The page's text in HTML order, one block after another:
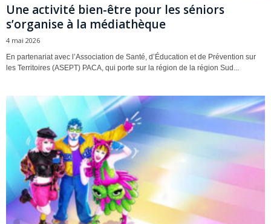
Une activité bien-être pour les séniors
s’organise à la médiathèque
4 mai 2026
En partenariat avec l’Association de Santé, d’Éducation et de Prévention sur
les Territoires (ASEPT) PACA, qui porte sur la région de la région Sud...